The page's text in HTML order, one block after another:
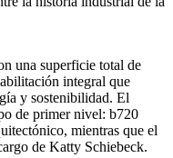
una superficie total de
integral que
y sostenibilidad. El
de primer nivel: b720
mientras que el
de Katty Schiebeck.